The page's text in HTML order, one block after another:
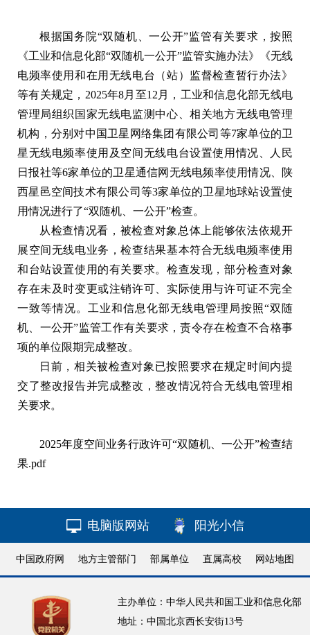
根据国务院“双随机、一公开”监管有关要求，按照
《工业和信息化部“双随机一公开”监管实施办法》《无线
电频率使用和在用无线电台（站）监督检查暂行办法》
等有关规定，2025年8月至12月，工业和信息化部无线电
管理局组织国家无线电监测中心、相关地方无线电管理
机构，分别对中国卫星网络集团有限公司等7家单位的卫
星无线电频率使用及空间无线电台设置使用情况、人民
日报社等6家单位的卫星通信网无线电频率使用情况、陕
西星邑空间技术有限公司等3家单位的卫星地球站设置使
用情况进行了“双随机、一公开”检查。
从检查情况看，被检查对象总体上能够依法依规开
展空间无线电业务，检查结果基本符合无线电频率使用
和台站设置使用的有关要求。检查发现，部分检查对象
存在未及时变更或注销许可、实际使用与许可证不完全
一致等情况。工业和信息化部无线电管理局按照“双随
机、一公开”监管工作有关要求，责令存在检查不合格事
项的单位限期完成整改。
日前，相关被检查对象已按照要求在规定时间内提
交了整改报告并完成整改，整改情况符合无线电管理相
关要求。
2025年度空间业务行政许可“双随机、一公开”检查结
果.pdf
电脑版网站 阳光小信
中国政府网 地方主管部门 部属单位 直属高校 网站地图
主办单位：中华人民共和国工业和信息化部
地址：中国北京西长安街13号